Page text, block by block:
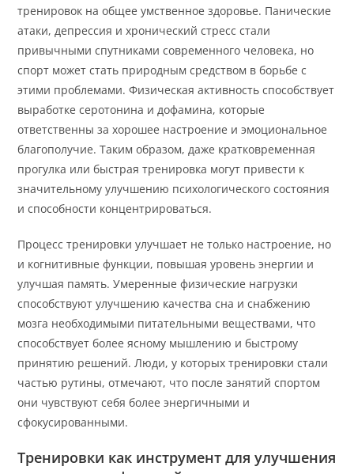
тренировок на общее умственное здоровье. Панические
атаки, депрессия и хронический стресс стали
привычными спутниками современного человека, но
спорт может стать природным средством в борьбе с
этими проблемами. Физическая активность способствует
выработке серотонина и дофамина, которые
ответственны за хорошее настроение и эмоциональное
благополучие. Таким образом, даже кратковременная
прогулка или быстрая тренировка могут привести к
значительному улучшению психологического состояния
и способности концентрироваться.
Процесс тренировки улучшает не только настроение, но
и когнитивные функции, повышая уровень энергии и
улучшая память. Умеренные физические нагрузки
способствуют улучшению качества сна и снабжению
мозга необходимыми питательными веществами, что
способствует более ясному мышлению и быстрому
принятию решений. Люди, у которых тренировки стали
частью рутины, отмечают, что после занятий спортом
они чувствуют себя более энергичными и
сфокусированными.
Тренировки как инструмент для улучшения